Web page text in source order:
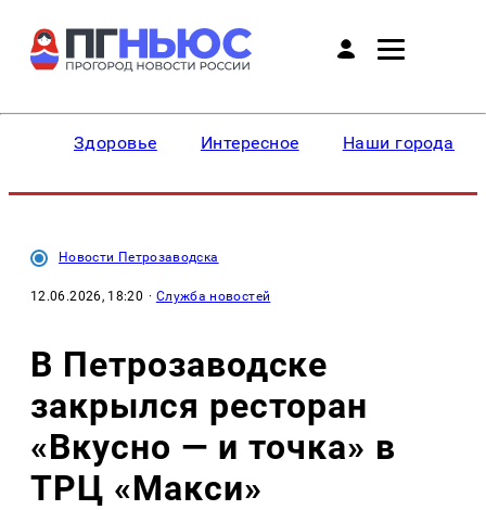
Здоровье Интересное Наши города
Новости Петрозаводска
12.06.2026, 18:20 · Служба новостей
В Петрозаводске
закрылся ресторан
«Вкусно — и точка» в
ТРЦ «Макси»